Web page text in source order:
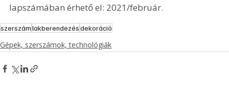
lapszámában érhető el: 2021/február.
szerszámlakberendezésdekoráció
Gépek, szerszámok, technológiák